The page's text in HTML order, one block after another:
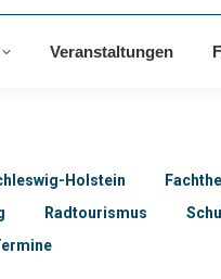
Veranstaltungen
Holstein
Radtourismus